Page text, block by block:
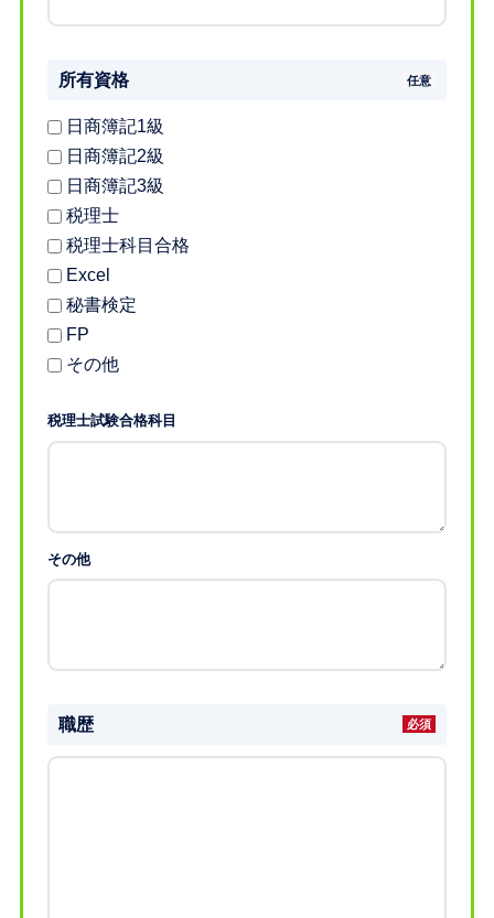
所有資格
日商簿記1級
日商簿記2級
日商簿記3級
税理士
税理士科目合格
Excel
秘書検定
FP
その他
税理士試験合格科目
その他
職歴